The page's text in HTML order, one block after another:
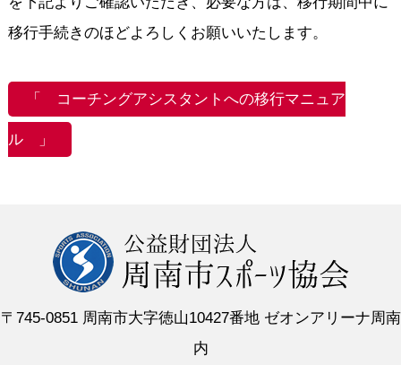
移行手続きのほどよろしくお願いいたします。
「 コーチングアシスタントへの移行マニュア
ル 」
〒745-0851 周南市大字徳山10427番地 ゼオンアリーナ周南
内